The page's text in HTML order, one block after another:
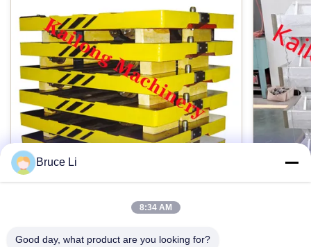
फाउंड्री ट्रांसफर पैलेट:
Bruce Li
8:34 AM
Good day, what product are you looking for?